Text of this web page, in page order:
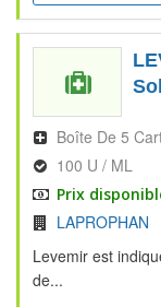
Boîte De 5
100 U / ML
Prix
LAPROPHAN
Levemir est
de...